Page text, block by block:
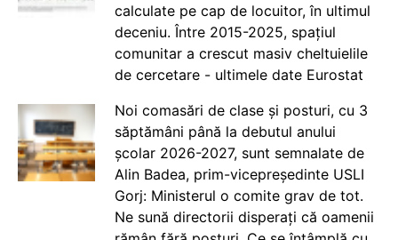
calculate pe cap de locuitor, în ultimul
deceniu. Între 2015-2025, spațiul
comunitar a crescut masiv cheltuielile
de cercetare - ultimele date Eurostat
Noi comasări de clase și posturi, cu 3
săptămâni până la debutul anului
școlar 2026-2027, sunt semnalate de
Alin Badea, prim-vicepreședinte USLI
Gorj: Ministerul o comite grav de tot.
Ne sună directorii disperați că oamenii